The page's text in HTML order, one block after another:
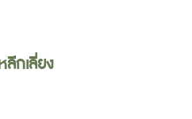
กเลี่ยง